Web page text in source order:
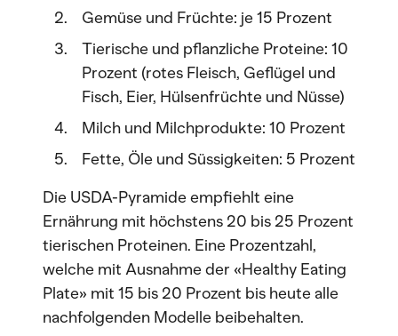
Gemüse und Früchte: je 15 Prozent
Tierische und pflanzliche Proteine: 10
Prozent (rotes Fleisch, Geflügel und
Fisch, Eier, Hülsenfrüchte und Nüsse)
Milch und Milchprodukte: 10 Prozent
Fette, Öle und Süssigkeiten: 5 Prozent
Die USDA-Pyramide empfiehlt eine
Ernährung mit höchstens 20 bis 25 Prozent
tierischen Proteinen. Eine Prozentzahl,
welche mit Ausnahme der «Healthy Eating
Plate» mit 15 bis 20 Prozent bis heute alle
nachfolgenden Modelle beibehalten.